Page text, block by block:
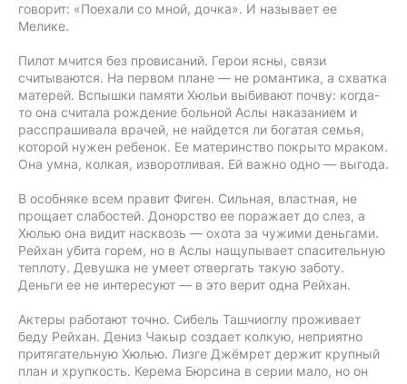
говорит: «Поехали со мной, дочка». И называет ее
Мелике.
Пилот мчится без провисаний. Герои ясны, связи
считываются. На первом плане — не романтика, а схватка
матерей. Вспышки памяти Хюльи выбивают почву: когда-
то она считала рождение больной Аслы наказанием и
расспрашивала врачей, не найдется ли богатая семья,
которой нужен ребенок. Ее материнство покрыто мраком.
Она умна, колкая, изворотливая. Ей важно одно — выгода.
В особняке всем правит Фиген. Сильная, властная, не
прощает слабостей. Донорство ее поражает до слез, а
Хюлью она видит насквозь — охота за чужими деньгами.
Рейхан убита горем, но в Аслы нащупывает спасительную
теплоту. Девушка не умеет отвергать такую заботу.
Деньги ее не интересуют — в это верит одна Рейхан.
Актеры работают точно. Сибель Ташчиоглу проживает
беду Рейхан. Дениз Чакыр создает колкую, неприятно
притягательную Хюлью. Лизге Джёмрет держит крупный
план и хрупкость. Керема Бюрсина в серии мало, но он